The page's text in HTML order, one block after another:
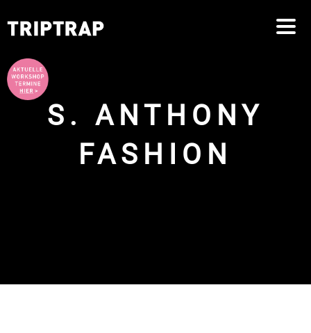
S. ANTHONY
FASHION